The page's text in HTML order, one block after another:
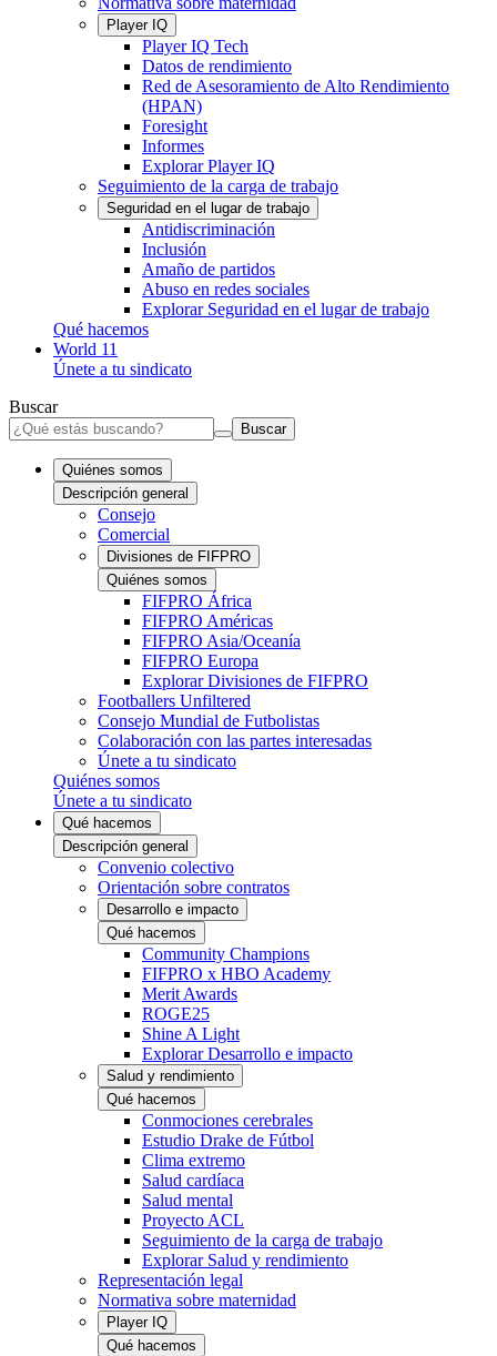
Player IQ
Player IQ Tech
Datos de rendimiento
Red de Asesoramiento de Alto Rendimiento
(HPAN)
Foresight
Informes
Explorar Player IQ
Seguimiento de la carga de trabajo
Seguridad en el lugar de trabajo
Antidiscriminación
Inclusión
Amaño de partidos
Abuso en redes sociales
Explorar Seguridad en el lugar de trabajo
Qué hacemos
World 11
Únete a tu sindicato
Buscar
Buscar
Quiénes somos
Descripción general
Consejo
Comercial
Divisiones de FIFPRO
Quiénes somos
FIFPRO África
FIFPRO Américas
FIFPRO Asia/Oceanía
FIFPRO Europa
Explorar Divisiones de FIFPRO
Footballers Unfiltered
Consejo Mundial de Futbolistas
Colaboración con las partes interesadas
Únete a tu sindicato
Quiénes somos
Únete a tu sindicato
Qué hacemos
Descripción general
Convenio colectivo
Orientación sobre contratos
Desarrollo e impacto
Qué hacemos
Community Champions
FIFPRO x HBO Academy
Merit Awards
ROGE25
Shine A Light
Explorar Desarrollo e impacto
Salud y rendimiento
Qué hacemos
Conmociones cerebrales
Estudio Drake de Fútbol
Clima extremo
Salud cardíaca
Salud mental
Proyecto ACL
Seguimiento de la carga de trabajo
Explorar Salud y rendimiento
Representación legal
Normativa sobre maternidad
Player IQ
Qué hacemos